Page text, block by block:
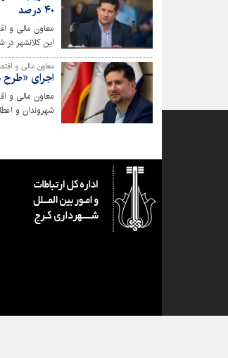
۴۰ درصد
این کلانشهر در
معاون مالی و
اجرای «طرح
معاون مالی و
شهروندان و